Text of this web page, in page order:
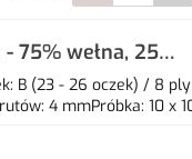
75% wełna, 25%
B (23 - 26 oczek) / 8
4 mmPróbka: 10 x